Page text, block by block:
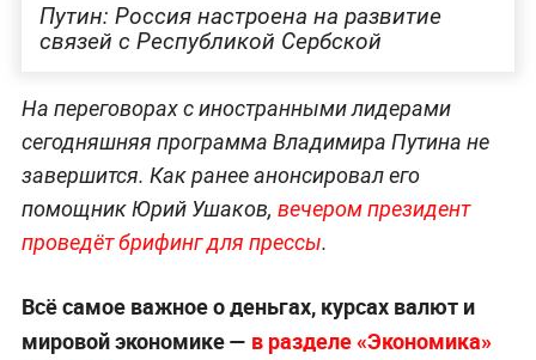
Путин: Россия настроена на развитие
связей с Республикой Сербской
На переговорах с иностранными лидерами
сегодняшняя программа Владимира Путина не
завершится. Как ранее анонсировал его
помощник Юрий Ушаков, вечером президент
проведёт брифинг для прессы.
Всё самое важное о деньгах, курсах валют и
мировой экономике — в разделе «Экономика»